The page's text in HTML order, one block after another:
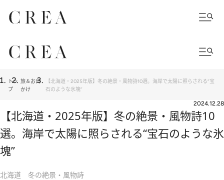
トッ
プ
旅＆お出
かけ
【北海道・2025年版】冬の絶景・風物詩10選。海岸で太陽に照らされる“宝
石のような氷塊”
2024.12.28
【北海道・2025年版】冬の絶景・風物詩10
選。海岸で太陽に照らされる“宝石のような氷
塊”
北海道 冬の絶景・風物詩